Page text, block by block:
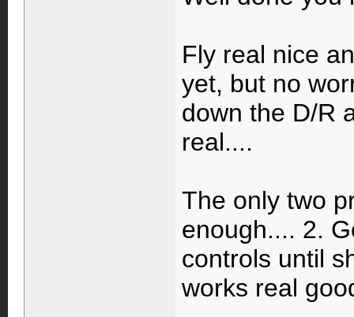
Fly real nice
yet, but no
down the D/R
real....
The only two
enough.... 2.
controls until
works real